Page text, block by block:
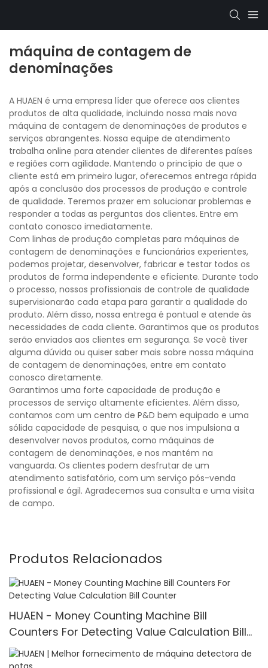
máquina de contagem de
denominações
A HUAEN é uma empresa líder que oferece aos clientes
produtos de alta qualidade, incluindo nossa mais nova
máquina de contagem de denominações de produtos e
serviços abrangentes. Nossa equipe de atendimento
trabalha online para atender clientes de diferentes países
e regiões com agilidade. Mantendo o princípio de que o
cliente está em primeiro lugar, oferecemos entrega rápida
após a conclusão dos processos de produção e controle
de qualidade. Teremos prazer em solucionar problemas e
responder a todas as perguntas dos clientes. Entre em
contato conosco imediatamente.
Com linhas de produção completas para máquinas de
contagem de denominações e funcionários experientes,
podemos projetar, desenvolver, fabricar e testar todos os
produtos de forma independente e eficiente. Durante todo
o processo, nossos profissionais de controle de qualidade
supervisionarão cada etapa para garantir a qualidade do
produto. Além disso, nossa entrega é pontual e atende às
necessidades de cada cliente. Garantimos que os produtos
serão enviados aos clientes em segurança. Se você tiver
alguma dúvida ou quiser saber mais sobre nossa máquina
de contagem de denominações, entre em contato
conosco diretamente.
Garantimos uma forte capacidade de produção e
processos de serviço altamente eficientes. Além disso,
contamos com um centro de P&D bem equipado e uma
sólida capacidade de pesquisa, o que nos impulsiona a
desenvolver novos produtos, como máquinas de
contagem de denominações, e nos mantém na
vanguarda. Os clientes podem desfrutar de um
atendimento satisfatório, com um serviço pós-venda
profissional e ágil. Agradecemos sua consulta e uma visita
de campo.
Produtos Relacionados
HUAEN - Money Counting Machine Bill
Counters For Detecting Value Calculation Bill
Counter